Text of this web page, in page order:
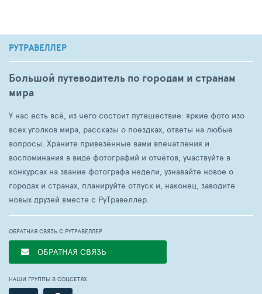
РУТРАВЕЛЛЕР
Большой путеводитель по городам и странам
мира
У нас есть всё, из чего состоит путешествие: яркие фото изо
всех уголков мира, рассказы о поездках, ответы на любые
вопросы. Храните привезённые вами впечатления и
воспоминания в виде фотографий и отчётов, участвуйте в
конкурсах на звание фотографа недели, узнавайте новое о
городах и странах, планируйте отпуск и, наконец, заводите
новых друзей вместе с РуТравеллер.
ОБРАТНАЯ СВЯЗЬ С РУТРАВЕЛЛЕР
ОБРАТНАЯ СВЯЗЬ
НАШИ ГРУППЫ В СОЦСЕТЯХ